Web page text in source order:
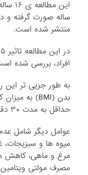
منتشر شده است.
افراد، بررسی شده
به طور جزیی تر
حداقل به مدت ۳۰ دقیقه در روز است.
عوامل دیگر شامل
میوه ها و سبزیجات،
مرغ و ماهی، کاهش
مصرف مولتی ویتامین ها